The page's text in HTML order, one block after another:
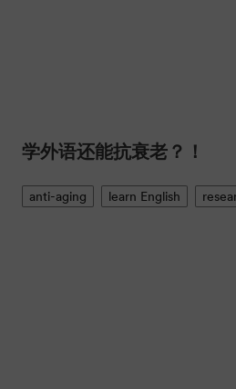
学外语还能抗衰老？！
anti-aging learn English